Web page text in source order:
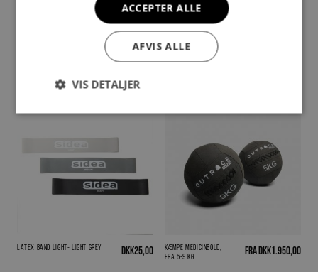
DKK475,00
Fit-Tube Pro with sleeves
Latex Band LIGHT- Light Grey DKK25,00
Kæmpe medicinbold,
fra 5-9 kg
FraDKK1.950,00
ACCEPTER ALLE
AFVIS ALLE
VIS DETALJER